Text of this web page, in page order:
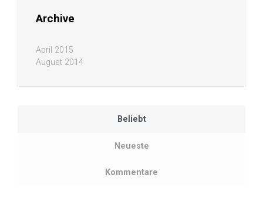
Archive
April 2015
August 2014
Beliebt
Neueste
Kommentare